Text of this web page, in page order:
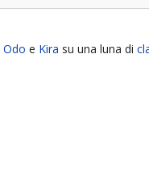
Odo e Kira su una luna di